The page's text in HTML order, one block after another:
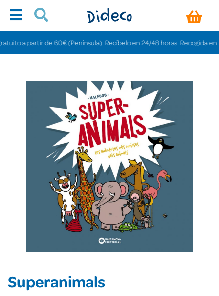
a partir de 60€ (Península). Recíbelo en 24/48 horas. Recogida en
Superanimals